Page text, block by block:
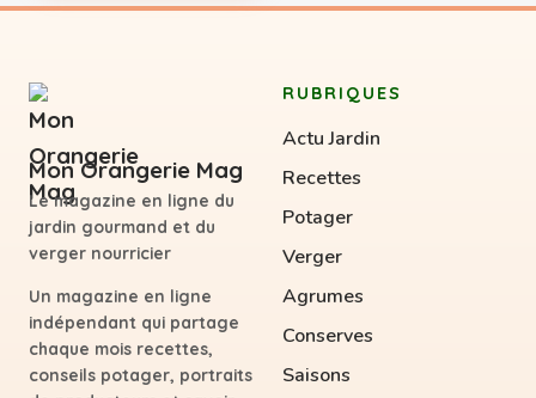
Mon Orangerie Mag
Le magazine en ligne du
jardin gourmand et du
verger nourricier
Un magazine en ligne
indépendant qui partage
chaque mois recettes,
conseils potager, portraits
RUBRIQUES
Actu Jardin
Recettes
Potager
Verger
Agrumes
Conserves
Saisons